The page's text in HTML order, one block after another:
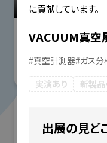
VACUUM真空
#真空計測器#ガス分
実演あり
新製品
出展の見ど
#産業用洗浄